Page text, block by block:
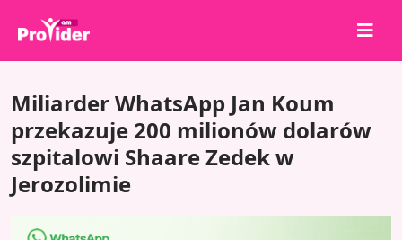
Zaloguj się
Zarejestruj się
Miliarder WhatsApp Jan Koum
przekazuje 200 milionów dolarów
szpitalowi Shaare Zedek w
Jerozolimie